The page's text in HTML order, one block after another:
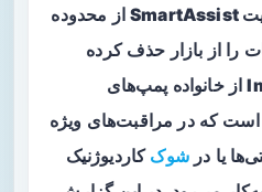
از محدوده
از بازار حذف کرده
از خانواده پمپ‌های
که در مراقبت‌های ویژه
یا درشوک کاردیوژنیک